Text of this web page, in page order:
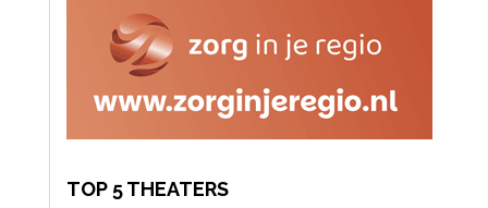
TOP 5 THEATERS